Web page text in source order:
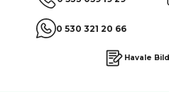
0 530 321 20 66
Havale